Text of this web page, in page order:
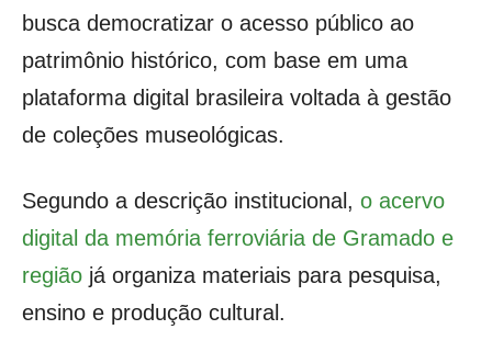
busca democratizar o acesso público ao
patrimônio histórico, com base em uma
plataforma digital brasileira voltada à gestão
de coleções museológicas.
Segundo a descrição institucional, o acervo
digital da memória ferroviária de Gramado e
região já organiza materiais para pesquisa,
ensino e produção cultural.